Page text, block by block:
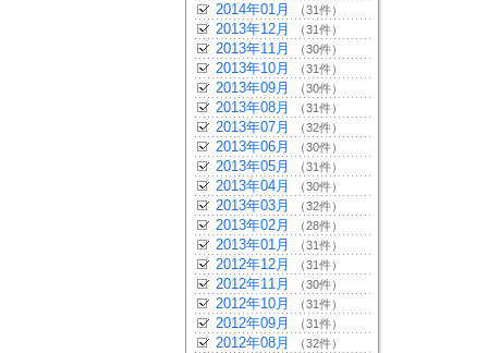
2014年01月 （31件）
2013年12月 （31件）
2013年11月 （30件）
2013年10月 （31件）
2013年09月 （30件）
2013年08月 （31件）
2013年07月 （32件）
2013年06月 （30件）
2013年05月 （31件）
2013年04月 （30件）
2013年03月 （32件）
2013年02月 （28件）
2013年01月 （31件）
2012年12月 （31件）
2012年11月 （30件）
2012年10月 （31件）
2012年09月 （31件）
2012年08月 （32件）